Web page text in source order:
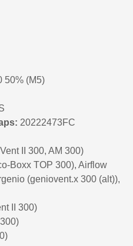
50% (M5)
20222473FC
II 300, AM 300)
Boxx TOP 300), Airflow
(geniovent.x 300 (alt)),
II 300)